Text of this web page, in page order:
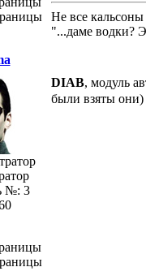
Не все
"...даме водки?
№: 3
DIAB, модуль
были взяты они)